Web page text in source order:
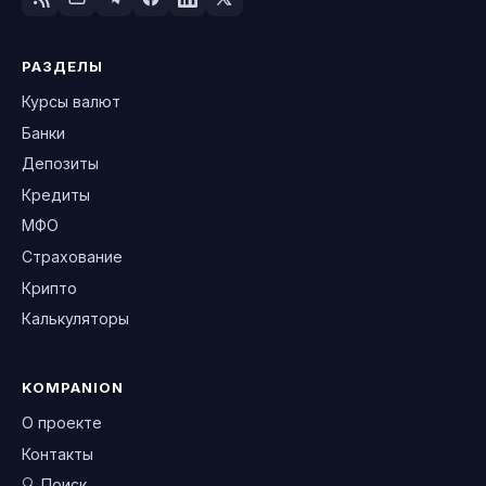
РАЗДЕЛЫ
Курсы валют
Банки
Депозиты
Кредиты
МФО
Страхование
Крипто
Калькуляторы
KOMPANION
О проекте
Контакты